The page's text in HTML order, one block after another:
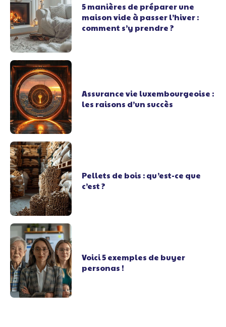
5 manières de préparer une
maison vide à passer l’hiver :
comment s’y prendre ?
Assurance vie luxembourgeoise :
les raisons d’un succès
Pellets de bois : qu’est-ce que
c’est ?
Voici 5 exemples de buyer
personas !